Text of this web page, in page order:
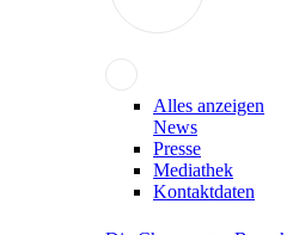
Alles anzeigen
News
Presse
Mediathek
Kontaktdaten